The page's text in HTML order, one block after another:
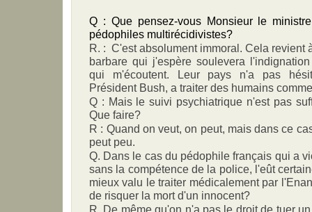
Q : Que pensez-vous Monsieur le
pédophiles multirécidivistes?
R. : C'est absolument immoral. Cela revient
barbare qui j'espère soulevera
qui m'écoutent. Leur pays n'a pas
Président Bush, a traiter des humains
Q : Mais le suivi psychiatrique n'est pas
Que faire?
R : Quand on veut, on peut, mais dans ce
peut peu.
Q. Dans le cas du pédophile français qui a
sans la compétence de la police, l'eût
mieux valu le traiter médicalement par
de risquer la mort d'un innocent?
R. De même qu'on n'a pas le droit de tuer